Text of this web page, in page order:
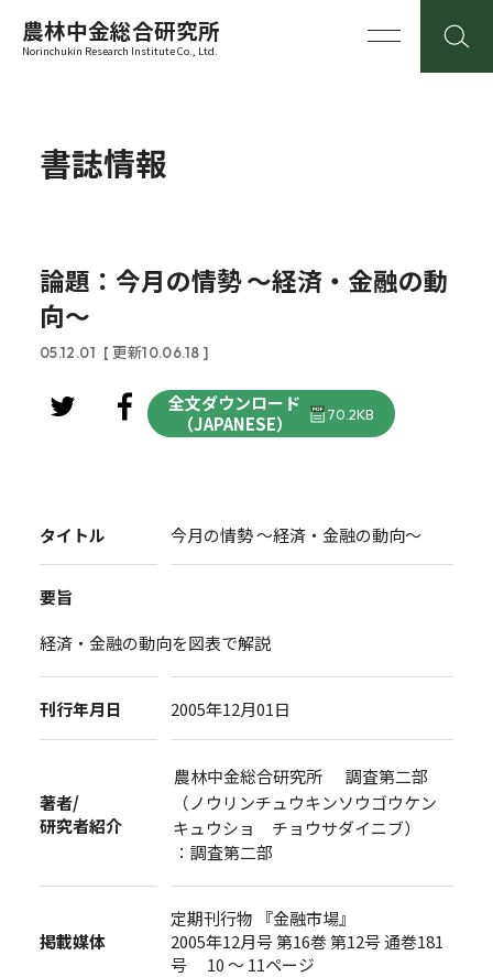
農林中金総合研究所
Norinchukin Research Institute Co., Ltd.
書誌情報
論題：今月の情勢 ～経済・金融の動
向～
05.12.01 [ 更新10.06.18 ]
全文ダウンロード
（JAPANESE）
70.2KB
タイトル 今月の情勢 ～経済・金融の動向～
要旨
経済・金融の動向を図表で解説
刊行年月日 2005年12月01日
著者/
研究者紹介
農林中金総合研究所 調査第二部
（ノウリンチュウキンソウゴウケン
キュウショ チョウサダイニブ）
：調査第二部
掲載媒体
定期刊行物 『金融市場』
2005年12月号 第16巻 第12号 通巻181
号 10 ～ 11ページ